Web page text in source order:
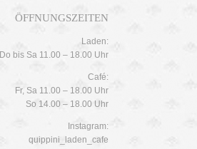
ÖFFNUNGSZEITEN
Laden:
Do bis Sa 11.00 – 18.00 Uhr
Café:
Fr, Sa 11.00 – 18.00 Uhr
So 14.00 – 18.00 Uhr
Instagram:
quippini_laden_cafe